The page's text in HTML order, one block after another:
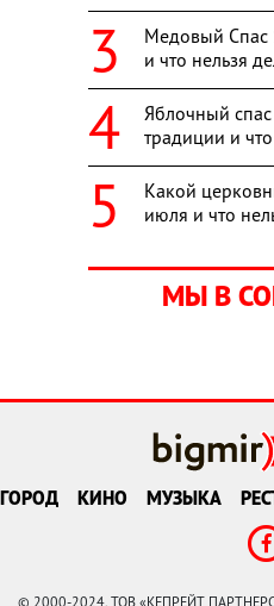
Медовый Спас
и что нельзя
Яблочный спас
традиции и
Какой
июля и что
МЫ В
ГОРОД КИНО МУЗЫКА
© 2000-2024, ТОВ «КЕПРЕЙТ